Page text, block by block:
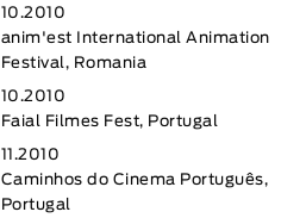
10.2010
anim'est International Animation
Festival, Romania
10.2010
Faial Filmes Fest, Portugal
11.2010
Caminhos do Cinema Português,
Portugal